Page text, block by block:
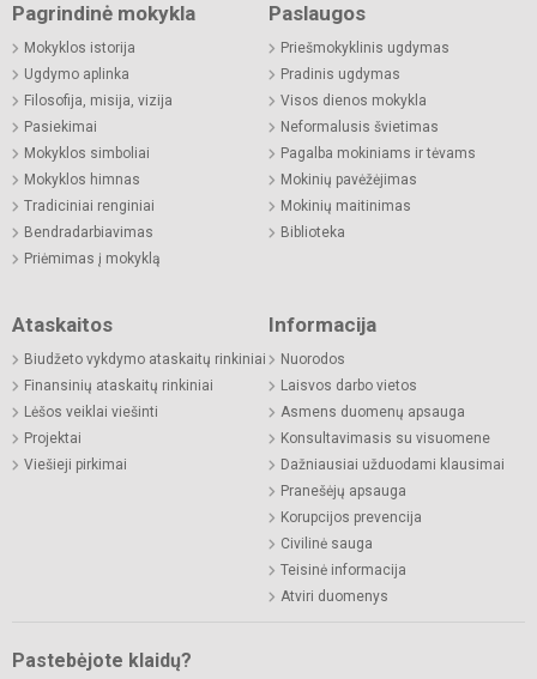
Pagrindinė mokykla
Mokyklos istorija
Ugdymo aplinka
Filosofija, misija, vizija
Pasiekimai
Mokyklos simboliai
Mokyklos himnas
Tradiciniai renginiai
Bendradarbiavimas
Priėmimas į mokyklą
Paslaugos
Priešmokyklinis ugdymas
Pradinis ugdymas
Visos dienos mokykla
Neformalusis švietimas
Pagalba mokiniams ir tėvams
Mokinių pavėžėjimas
Mokinių maitinimas
Biblioteka
Ataskaitos
Biudžeto vykdymo ataskaitų rinkiniai
Finansinių ataskaitų rinkiniai
Lėšos veiklai viešinti
Projektai
Viešieji pirkimai
Informacija
Nuorodos
Laisvos darbo vietos
Asmens duomenų apsauga
Konsultavimasis su visuomene
Dažniausiai užduodami klausimai
Pranešėjų apsauga
Korupcijos prevencija
Civilinė sauga
Teisinė informacija
Atviri duomenys
Pastebėjote klaidų?